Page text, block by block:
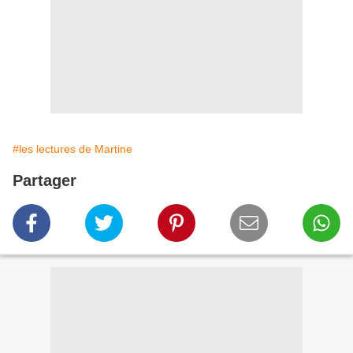
#les lectures de Martine
Partager